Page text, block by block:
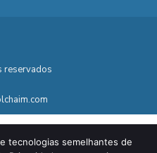
reservados
tecnologias semelhantes de